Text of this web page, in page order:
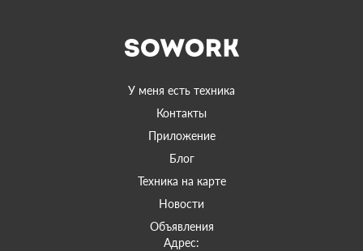
У меня есть техника
Контакты
Приложение
Блог
Техника на карте
Новости
Объявления
Адрес: